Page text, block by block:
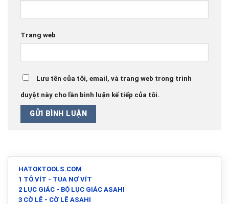
Trang web
Lưu tên của tôi, email, và trang web trong trình
duyệt này cho lần bình luận kế tiếp của tôi.
HATOKTOOLS.COM
1 TÔ VÍT - TUA NƠ VÍT
2 LỤC GIÁC - BỘ LỤC GIÁC ASAHI
3 CỜ LÊ - CỜ LÊ ASAHI